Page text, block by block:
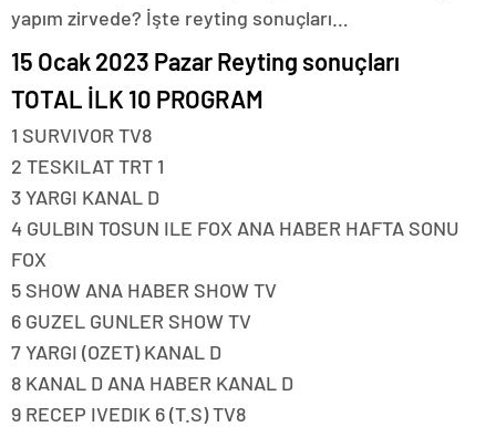
yapım zirvede? İşte reyting sonuçları…
15 Ocak 2023 Pazar Reyting sonuçları
TOTAL İLK 10 PROGRAM
1 SURVIVOR TV8
2 TESKILAT TRT 1
3 YARGI KANAL D
4 GULBIN TOSUN ILE FOX ANA HABER HAFTA SONU
FOX
5 SHOW ANA HABER SHOW TV
6 GUZEL GUNLER SHOW TV
7 YARGI (OZET) KANAL D
8 KANAL D ANA HABER KANAL D
9 RECEP IVEDIK 6 (T.S) TV8